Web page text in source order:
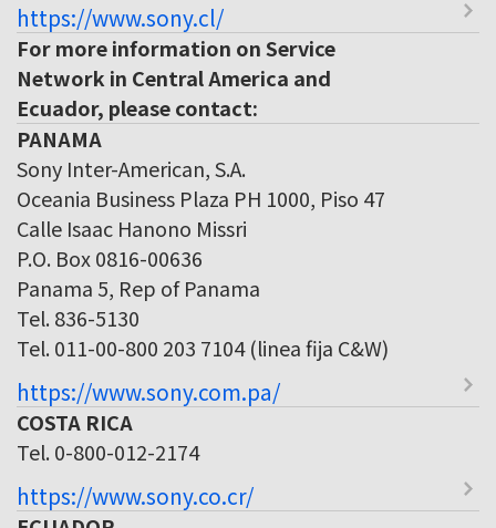
https://www.sony.cl/
For more information on Service
Network in Central America and
Ecuador, please contact:
PANAMA
Sony Inter-American, S.A.
Oceania Business Plaza PH 1000, Piso 47
Calle Isaac Hanono Missri
P.O. Box 0816-00636
Panama 5, Rep of Panama
Tel. 836-5130
Tel. 011-00-800 203 7104 (linea fija C&W)
https://www.sony.com.pa/
COSTA RICA
Tel. 0-800-012-2174
https://www.sony.co.cr/